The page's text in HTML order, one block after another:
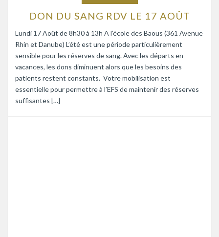
DON DU SANG RDV LE 17 AOÛT
Lundi 17 Août de 8h30 à 13h A l’école des Baous (361 Avenue
Rhin et Danube) L’été est une période particulièrement
sensible pour les réserves de sang. Avec les départs en
vacances, les dons diminuent alors que les besoins des
patients restent constants. Votre mobilisation est
essentielle pour permettre à l’EFS de maintenir des réserves
suffisantes […]